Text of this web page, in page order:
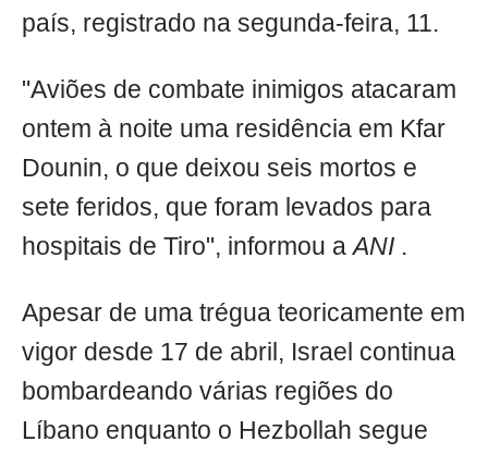
país, registrado na segunda-feira, 11.
"Aviões de combate inimigos atacaram
ontem à noite uma residência em Kfar
Dounin, o que deixou seis mortos e
sete feridos, que foram levados para
hospitais de Tiro", informou aANI .
Apesar de uma trégua teoricamente em
vigor desde 17 de abril, Israel continua
bombardeando várias regiões do
Líbano enquanto o Hezbollah segue